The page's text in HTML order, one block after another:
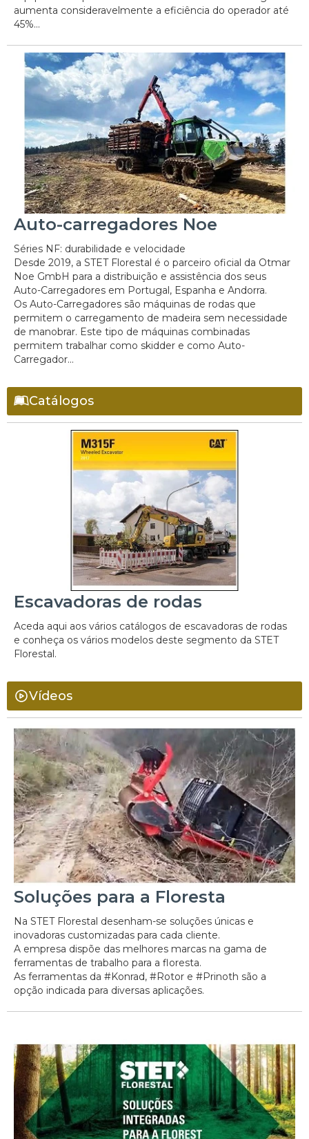
aumenta consideravelmente a eficiência do operador até
45%...
Auto-carregadores Noe
Séries NF: durabilidade e velocidade
Desde 2019, a STET Florestal é o parceiro oficial da Otmar
Noe GmbH para a distribuição e assistência dos seus
Auto-Carregadores em Portugal, Espanha e Andorra.
Os Auto-Carregadores são máquinas de rodas que
permitem o carregamento de madeira sem necessidade
de manobrar. Este tipo de máquinas combinadas
permitem trabalhar como skidder e como Auto-
Carregador...
Catálogos
Escavadoras de rodas
Aceda aqui aos vários catálogos de escavadoras de rodas
e conheça os vários modelos deste segmento da STET
Florestal.
Vídeos
Soluções para a Floresta
Na STET Florestal desenham-se soluções únicas e
inovadoras customizadas para cada cliente.
A empresa dispõe das melhores marcas na gama de
ferramentas de trabalho para a floresta.
As ferramentas da #Konrad, #Rotor e #Prinoth são a
opção indicada para diversas aplicações.